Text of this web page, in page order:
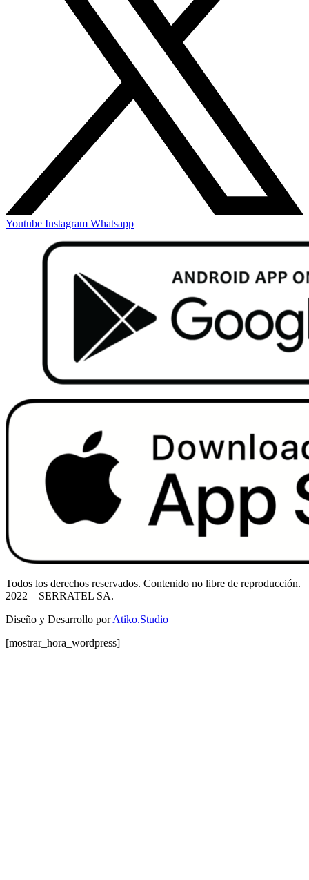
Youtube Instagram Whatsapp
Todos los derechos reservados. Contenido no libre de reproducción.
2022 – SERRATEL SA.
Diseño y Desarrollo porAtiko.Studio
[mostrar_hora_wordpress]